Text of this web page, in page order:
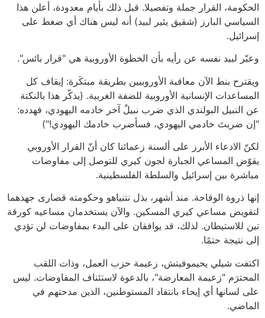
الحكومة، القرار جملة وتفصيلا. قبل ذلك بأيام معدودة، أعلن هذا
السياسي البارز (شقيق يئير لبيد) أنه ليس هناك أي ضغط على
إسرائيل.
وعبّر لبيد نفسه عن رأيه بأن الخطوة الأوروبية هي "قرار بائس".
ويقترح بنط الآن معاقبة الأوروبيين بطريقة مبتكَرة: إيقاف كل
المساعدات الإنسانية الأوروبية للضفة الغربية. (يذكّر هذا بالنكتة
عن النبيل البولندي الذي ضرب نبيلٌ آخر خادمه اليهودي، فهدده:
"إن ضربتَ خادمي اليهودي، فسأضرب خادمك اليهودي!")
لكنّ الادعاء الأبرز على ألسنة زعمائنا كان أنّ القرار الأوروبي
يقوّض المساعي الجبارة لجون كيري للتوصل إلى مفاوضات
مباشرة بين إسرائيل والسلطة الفلسطينية.
إنها ذروة الوقاحة. منذ أشهر، بذل نتنياهو وحكومته قصارى جهدهما
لتقويض مساعي كيري المسكين. والآن يستخدمان مساعيه كورقة
تين للاستيطان. لذلك، قد يوافقان على البدء بمفاوضات لن تؤدي
إلى نتيجة حتمًا.
اكتفت شيلي يحيموفيتش، زعيمة حزب العمل، وذات اللقب
المحترَم "زعيمة المعارضة"، بالدعوة لاستئناف المفاوضات. ليس
على لسانها أي إيحاء بانتقاد المستوطنين، الذين مدحتهم في
الماضي.